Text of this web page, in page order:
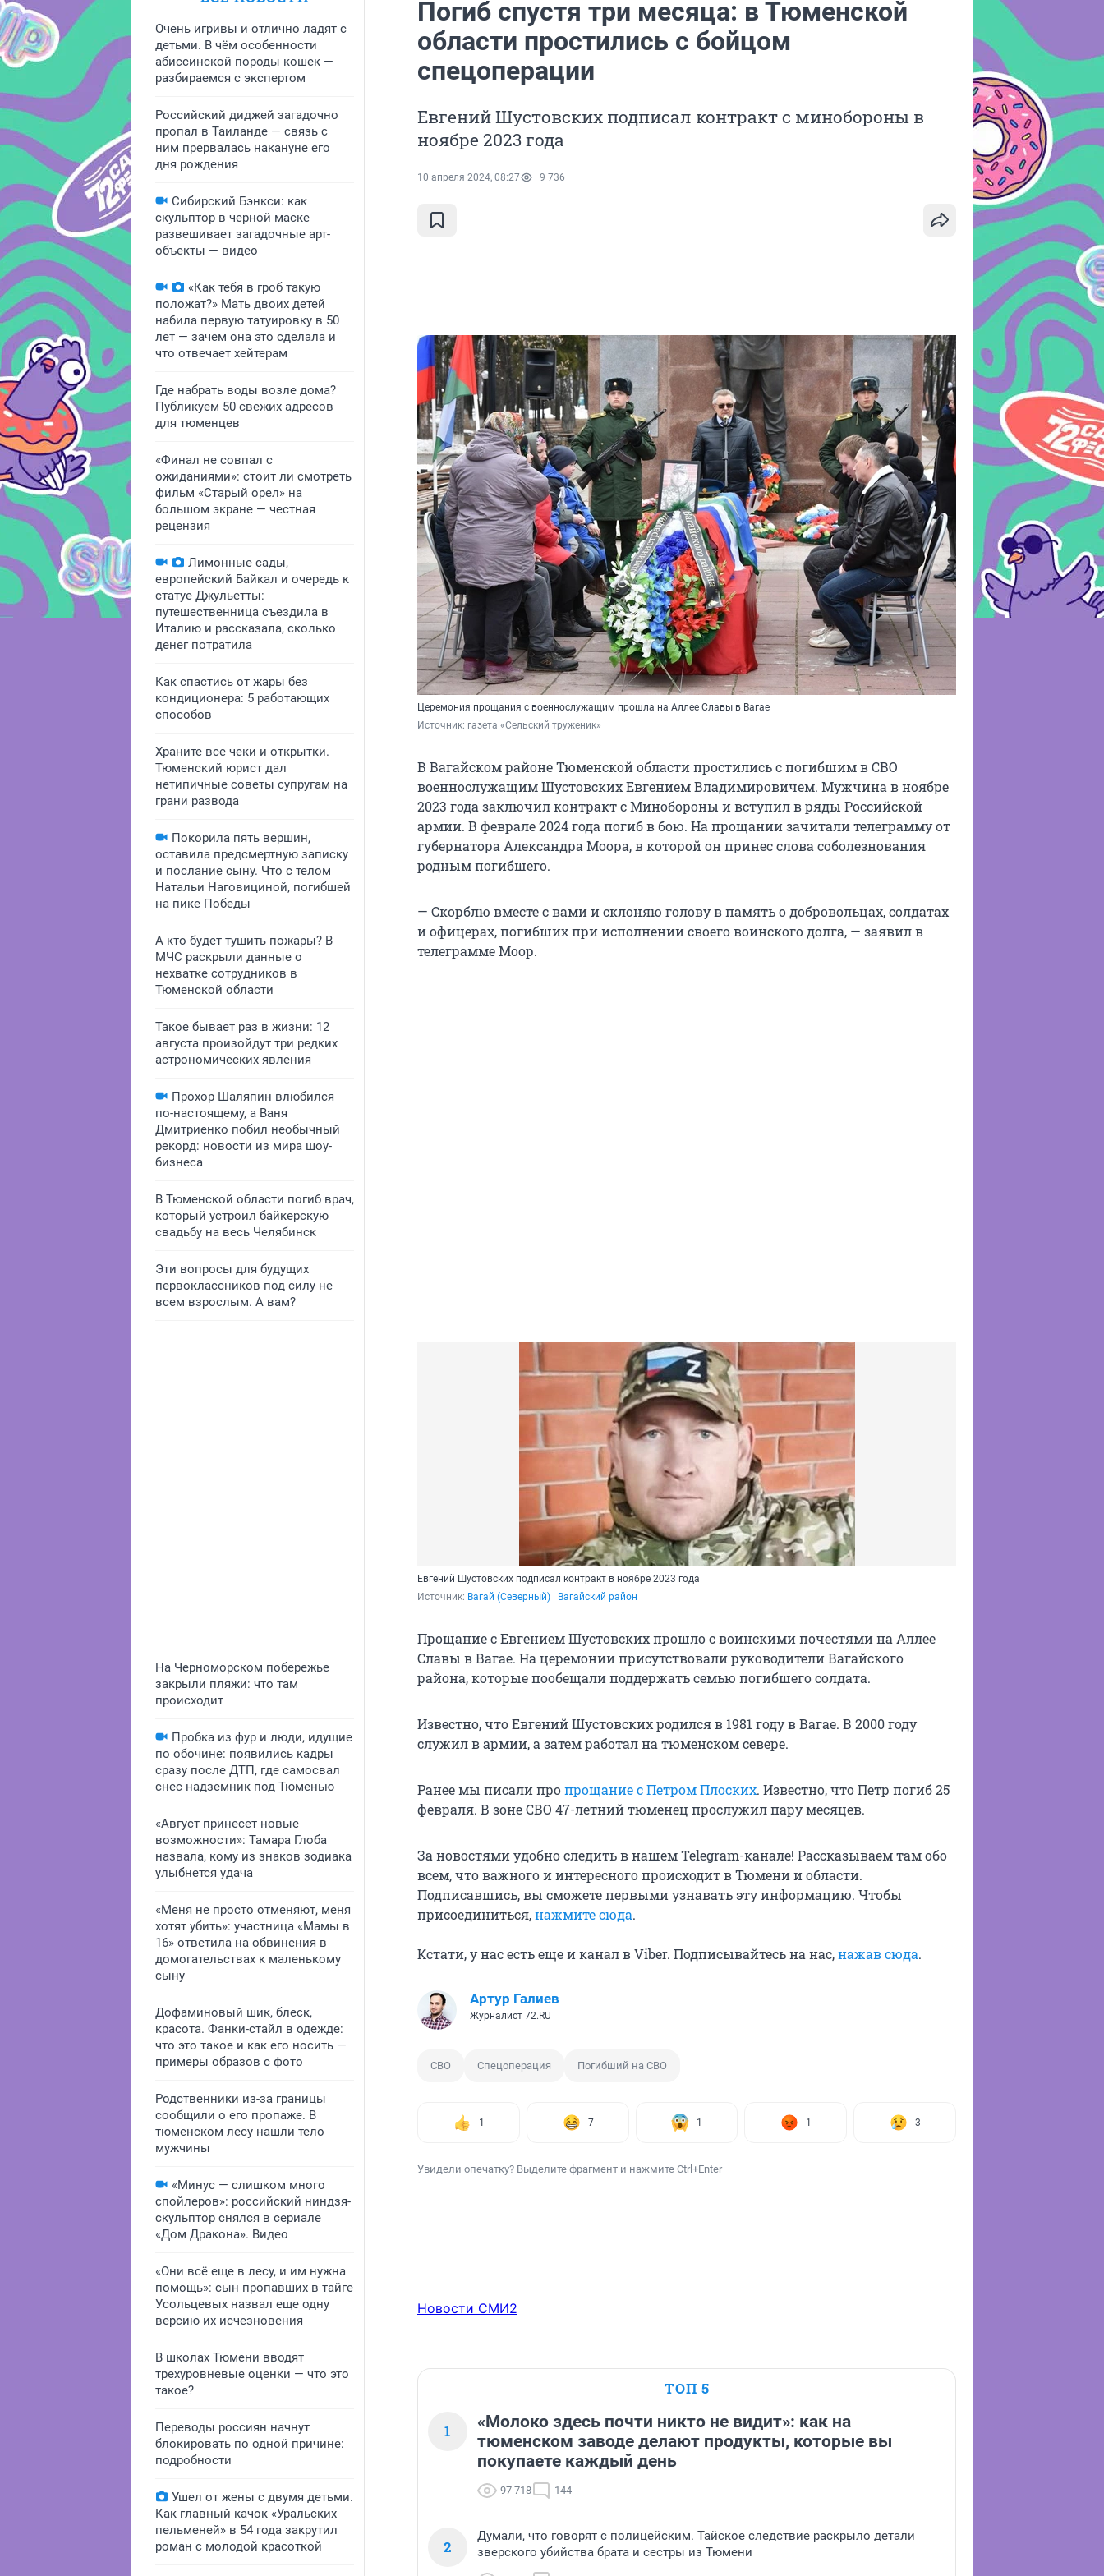
Очень игривы и отлично ладят с
детьми. В чём особенности
абиссинской породы кошек —
разбираемся с экспертом
Российский диджей загадочно
пропал в Таиланде — связь с
ним прервалась накануне его
дня рождения
Сибирский Бэнкси: как
скульптор в черной маске
развешивает загадочные арт-
объекты — видео
«Как тебя в гроб такую
положат?» Мать двоих детей
набила первую татуировку в 50
лет — зачем она это сделала и
что отвечает хейтерам
Где набрать воды возле дома?
Публикуем 50 свежих адресов
для тюменцев
«Финал не совпал с
ожиданиями»: стоит ли смотреть
фильм «Старый орел» на
большом экране — честная
рецензия
Лимонные сады,
европейский Байкал и очередь к
статуе Джульетты:
путешественница съездила в
Италию и рассказала, сколько
денег потратила
Как спастись от жары без
кондиционера: 5 работающих
способов
Храните все чеки и открытки.
Тюменский юрист дал
нетипичные советы супругам на
грани развода
Покорила пять вершин,
оставила предсмертную записку
и послание сыну. Что с телом
Натальи Наговициной, погибшей
на пике Победы
А кто будет тушить пожары? В
МЧС раскрыли данные о
нехватке сотрудников в
Тюменской области
Такое бывает раз в жизни: 12
августа произойдут три редких
астрономических явления
Прохор Шаляпин влюбился
по-настоящему, а Ваня
Дмитриенко побил необычный
рекорд: новости из мира шоу-
бизнеса
В Тюменской области погиб врач,
который устроил байкерскую
свадьбу на весь Челябинск
Эти вопросы для будущих
первоклассников под силу не
всем взрослым. А вам?
На Черноморском побережье
закрыли пляжи: что там
происходит
Пробка из фур и люди, идущие
по обочине: появились кадры
сразу после ДТП, где самосвал
снес надземник под Тюменью
«Август принесет новые
возможности»: Тамара Глоба
назвала, кому из знаков зодиака
улыбнется удача
«Меня не просто отменяют, меня
хотят убить»: участница «Мамы в
16» ответила на обвинения в
домогательствах к маленькому
сыну
Дофаминовый шик, блеск,
красота. Фанки-стайл в одежде:
что это такое и как его носить —
примеры образов с фото
Родственники из-за границы
сообщили о его пропаже. В
тюменском лесу нашли тело
мужчины
«Минус — слишком много
спойлеров»: российский ниндзя-
скульптор снялся в сериале
«Дом Дракона». Видео
«Они всё еще в лесу, и им нужна
помощь»: сын пропавших в тайге
Усольцевых назвал еще одну
версию их исчезновения
В школах Тюмени вводят
трехуровневые оценки — что это
такое?
Переводы россиян начнут
блокировать по одной причине:
подробности
Ушел от жены с двумя детьми.
Как главный качок «Уральских
пельменей» в 54 года закрутил
роман с молодой красоткой
Погиб спустя три месяца: в Тюменской
области простились с бойцом
спецоперации
Евгений Шустовских подписал контракт с минобороны в
ноябре 2023 года
10 апреля 2024, 08:27 9 736
Церемония прощания с военнослужащим прошла на Аллее Славы в Вагае
Источник: газета «Сельский труженик»
В Вагайском районе Тюменской области простились с погибшим в СВО
военнослужащим Шустовских Евгением Владимировичем. Мужчина в ноябре
2023 года заключил контракт с Минобороны и вступил в ряды Российской
армии. В феврале 2024 года погиб в бою. На прощании зачитали телеграмму от
губернатора Александра Моора, в которой он принес слова соболезнования
родным погибшего.
— Скорблю вместе с вами и склоняю голову в память о добровольцах, солдатах
и офицерах, погибших при исполнении своего воинского долга, — заявил в
телеграмме Моор.
Евгений Шустовских подписал контракт в ноябре 2023 года
Источник: Вагай (Северный) | Вагайский район
Прощание с Евгением Шустовских прошло с воинскими почестями на Аллее
Славы в Вагае. На церемонии присутствовали руководители Вагайского
района, которые пообещали поддержать семью погибшего солдата.
Известно, что Евгений Шустовских родился в 1981 году в Вагае. В 2000 году
служил в армии, а затем работал на тюменском севере.
Ранее мы писали пропрощание с Петром Плоских. Известно, что Петр погиб 25
февраля. В зоне СВО 47-летний тюменец прослужил пару месяцев.
За новостями удобно следить в нашем Telegram-канале! Рассказываем там обо
всем, что важного и интересного происходит в Тюмени и области.
Подписавшись, вы сможете первыми узнавать эту информацию. Чтобы
присоединиться,нажмите сюда.
Кстати, у нас есть еще и канал в Viber. Подписывайтесь на нас,нажав сюда.
Артур Галиев
Журналист 72.RU
СВО Спецоперация Погибший на СВО
1 7 1 1 3
Увидели опечатку? Выделите фрагмент и нажмите Ctrl+Enter
Новости СМИ2
ТОП 5
1
«Молоко здесь почти никто не видит»: как на
тюменском заводе делают продукты, которые вы
покупаете каждый день
97 718 144
2
Думали, что говорят с полицейским. Тайское следствие раскрыло детали
зверского убийства брата и сестры из Тюмени